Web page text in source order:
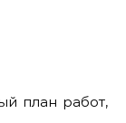
план работ,